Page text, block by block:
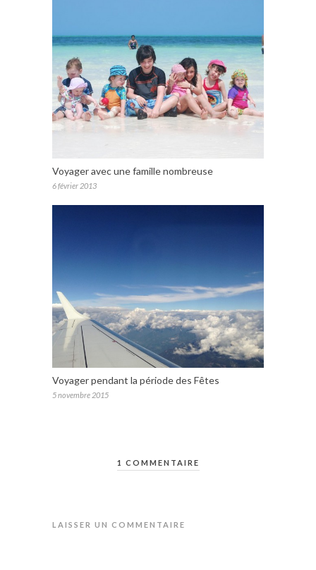
Voyager avec une famille nombreuse
6 février 2013
Voyager pendant la période des Fêtes
5 novembre 2015
1 COMMENTAIRE
LAISSER UN COMMENTAIRE